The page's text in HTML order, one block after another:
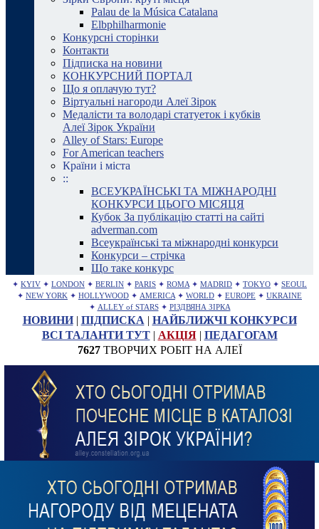
Palau de la Música Catalana
Elbphilharmonie
Конкурсні сторінки
Контакти
Підписка на новини
КОНКУРСНИЙ ПОРТАЛ
Що я оплачую тут?
Віртуальні нагороди Алеї Зірок
Медалісти та володарі статуеток і кубків
Алеї Зірок України
Alley of Stars: Europe
For American teachers
Країни і міста
::
ВСЕУКРАЇНСЬКІ ТА МІЖНАРОДНІ
КОНКУРСИ ЦЬОГО МІСЯЦЯ
Кубок За публікацію статті на сайті
adverman.com
Всеукраїнські та міжнародні конкурси
Конкурси – стрічка
Що таке конкурс
✦ KYIV ✦ LONDON ✦ BERLIN ✦ PARIS ✦ ROMA ✦ MADRID ✦ TOKYO ✦ SEOUL
✦ NEW YORK ✦ HOLLYWOOD ✦ AMERICA ✦ WORLD ✦ EUROPE ✦ UKRAINE
✦ ALLEY of STARS ✦ РІЗДВЯНА ЗІРКА
НОВИНИ| ПІДПИСКА | НАЙБЛИЖЧІ КОНКУРСИ
ВСІ ТАЛАНТИ ТУТ| АКЦІЯ| ПЕДАГОГАМ
7627ТВОРЧИХ РОБІТ НА АЛЕЇ